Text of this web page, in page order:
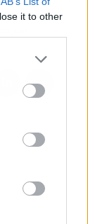
it to other
en sus